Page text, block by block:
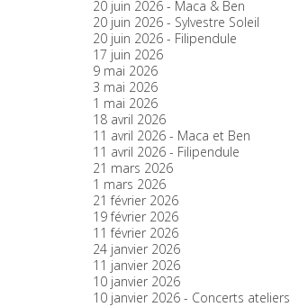
20 juin 2026 - Maca & Ben
20 juin 2026 - Sylvestre Soleil
20 juin 2026 - Filipendule
17 juin 2026
9 mai 2026
3 mai 2026
1 mai 2026
18 avril 2026
11 avril 2026 - Maca et Ben
11 avril 2026 - Filipendule
21 mars 2026
1 mars 2026
21 février 2026
19 février 2026
11 février 2026
24 janvier 2026
11 janvier 2026
10 janvier 2026
10 janvier 2026 - Concerts ateliers